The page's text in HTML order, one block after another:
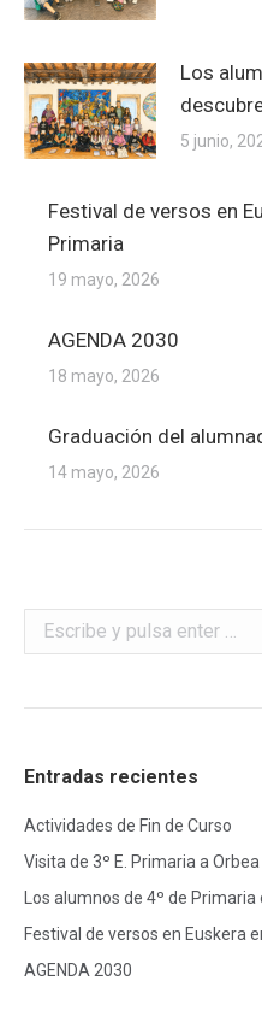
Los
5 junio,
Festival de versos en
Primaria
19 mayo, 2026
AGENDA 2030
18 mayo, 2026
Graduación del
14 mayo, 2026
Buscar:
Entradas recientes
Actividades de Fin de Curso
Visita de 3º E. Primaria a Orbea
Los alumnos de 4º de
Festival de versos en Euskera
AGENDA 2030